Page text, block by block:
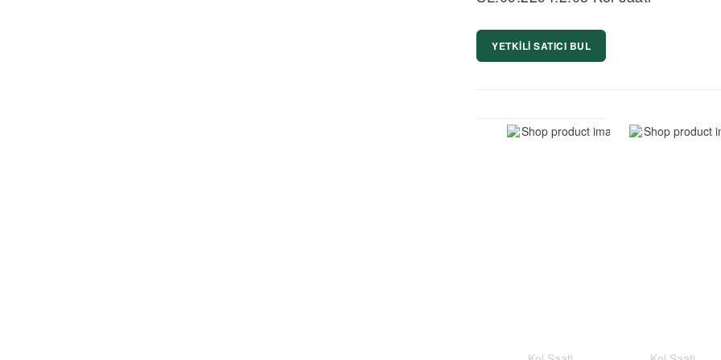
YETKİLİ SATICI BUL